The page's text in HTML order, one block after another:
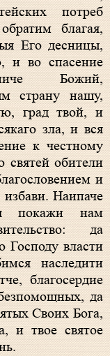
потреб
благая,
Его десницы,
и во спасение
Божий,
страну нашу,
град твой, и
зла, и вся
к честному
святей обители
и
Наипаче
покажи нам
да
Господу власти
наследити
благосердие
да
Своих Бога,
и твое святое